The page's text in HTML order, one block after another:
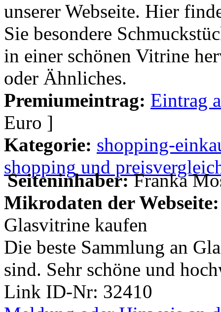
unserer Webseite. Hier
Sie besondere
in einer schönen Vitrine
oder Ähnliches.
Premiumeintrag: Eintrag
Euro ]
Kategorie: shopping-
shopping und
Seiteninhaber:Franka
Mikrodaten der Webseite:
Glasvitrine kaufen
Die beste Sammlung an
sind. Sehr schöne und
Link ID-Nr: 32410